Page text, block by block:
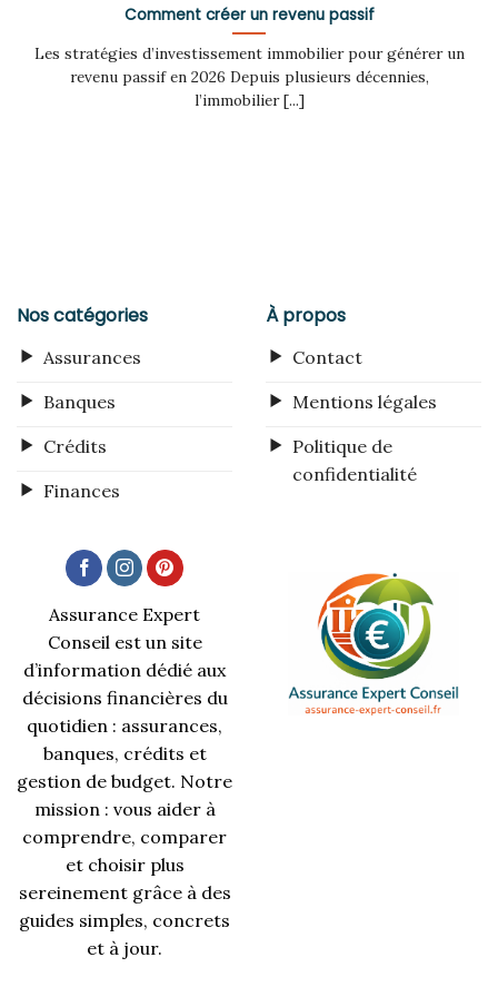
Comment créer un revenu passif
Les stratégies d’investissement immobilier pour générer un
revenu passif en 2026 Depuis plusieurs décennies,
l’immobilier [...]
Nos catégories
Assurances
Banques
Crédits
Finances
À propos
Contact
Mentions légales
Politique de
confidentialité
Assurance Expert
Conseil est un site
d’information dédié aux
décisions financières du
quotidien : assurances,
banques, crédits et
gestion de budget. Notre
mission : vous aider à
comprendre, comparer
et choisir plus
sereinement grâce à des
guides simples, concrets
et à jour.